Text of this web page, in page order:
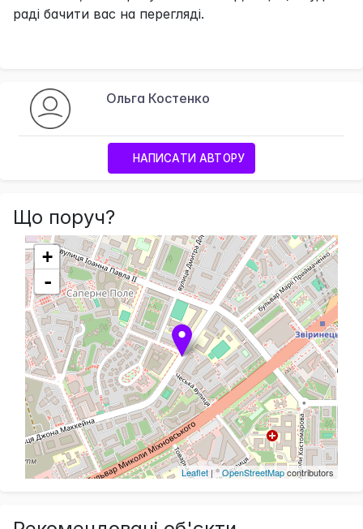
раді бачити вас на перегляді.
Ольга Костенко
НАПИСАТИ АВТОРУ
Що поруч?
+
-
Leaflet | ©OpenStreetMapcontributors